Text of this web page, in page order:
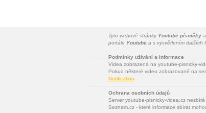
Tyto webové stránky Youtube písničky a
portálu Youtube a s vysvětlením dalších
Podmínky užívání a informace
Videa zobrazená na youtube-pisnicky-
Pokud některé video zobrazované na
Notification
Ochrana osobních údajů
Server youtube-pisnicky-videa.cz
Seznam.cz - které informace sbírat